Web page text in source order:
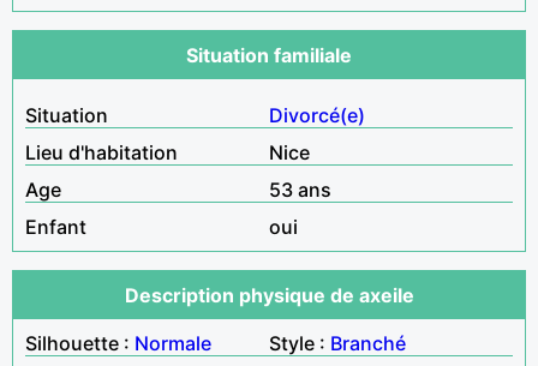
Situation familiale
Situation
Divorcé(e)
Lieu d'habitation
Nice
Age
53 ans
Enfant
oui
Description physique de axeile
Silhouette : Normale Style : Branché